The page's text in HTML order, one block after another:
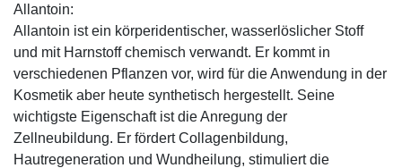
Allantoin:
Allantoin ist ein körperidentischer, wasserlöslicher Stoff
und mit Harnstoff chemisch verwandt. Er kommt in
verschiedenen Pflanzen vor, wird für die Anwendung in der
Kosmetik aber heute synthetisch hergestellt. Seine
wichtigste Eigenschaft ist die Anregung der
Zellneubildung. Er fördert Collagenbildung,
Hautregeneration und Wundheilung, stimuliert die